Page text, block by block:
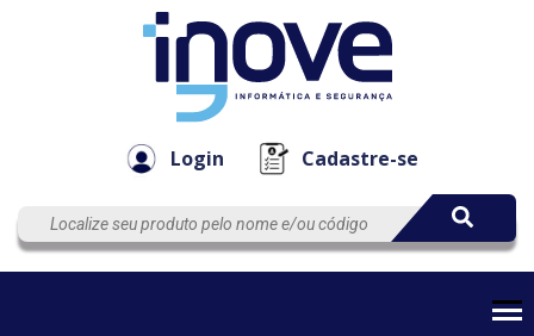
Login Cadastre-se
EmpresaAutomação